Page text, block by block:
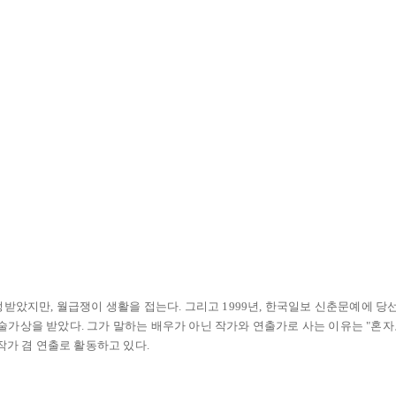
받았지만, 월급쟁이 생활을 접는다. 그리고 1999년, 한국일보 신춘문예에
상을 받았다. 그가 말하는 배우가 아닌 작가와 연출가로 사는 이유는 "혼
가 겸 연출로 활동하고 있다.